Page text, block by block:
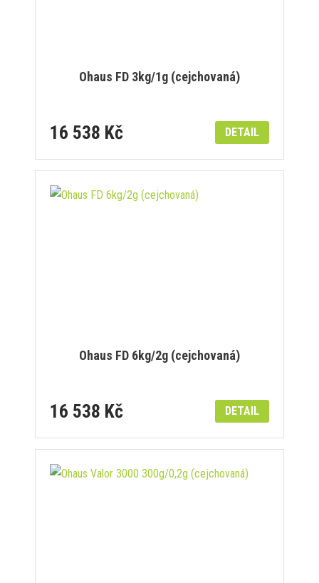
Ohaus FD 3kg/1g (cejchovaná)
16 538 Kč DETAIL
Ohaus FD 6kg/2g (cejchovaná)
16 538 Kč DETAIL